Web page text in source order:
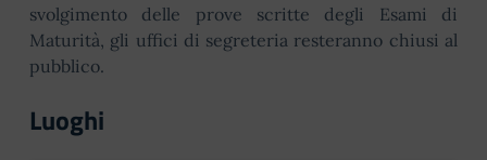
svolgimento delle prove scritte degli Esami di
Maturità, gli uffici di segreteria resteranno chiusi al
pubblico.
Luoghi